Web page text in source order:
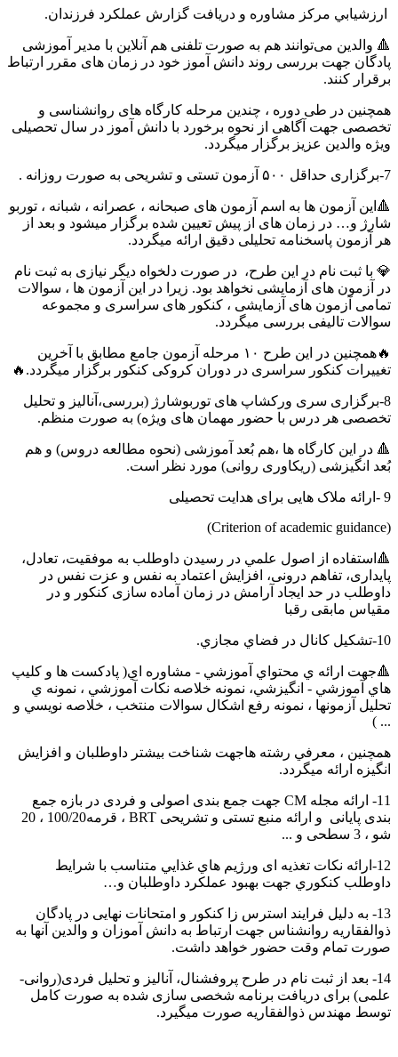
ارزشيابي مركز مشاوره و دریافت گزارش عملکرد فرزندان.
🔺 والدین می‌توانند هم به صورت تلفنی هم آنلاین با مدیر آموزشی
پادگان جهت بررسی روند دانش آموز خود در زمان های مقرر ارتباط
برقرار کنند.
همچنین در طی دوره ، چندین مرحله کارگاه های روانشناسی و
تخصصی جهت آگاهی از نحوه برخورد با دانش آموز در سال تحصیلی
ویژه والدین عزیز برگزار میگردد.
7-برگزاری حداقل ۵۰۰ آزمون تستی و تشریحی به صورت روزانه .
🔺این آزمون ها به اسم آزمون های صبحانه ، عصرانه ، شبانه ، توربو
شارژ و… در زمان های از پیش تعیین شده برگزار میشود و بعد از
هر آزمون پاسخنامه تحلیلی دقیق ارائه میگردد.
💎 با ثبت نام در این طرح، در صورت دلخواه دیگر نیازی به ثبت نام
در آزمون های آزمایشی نخواهد بود. زیرا در این آزمون ها ، سوالات
تمامی آزمون های آزمایشی ، کنکور های سراسری و مجموعه
سوالات تالیفی بررسی میگردد.
🔥همچنین در این طرح ۱۰ مرحله آزمون جامع مطابق با آخرین
تغییرات کنکور سراسری در دوران کروکی کنکور برگزار میگردد.🔥
8-برگزاری سری ورکشاپ های توربوشارژ (بررسی،آنالیز و تحلیل
تخصصی هر درس با حضور مهمان های ویژه) به صورت منظم.
🔺 در این کارگاه ها ،هم بُعد آموزشی (نحوه مطالعه دروس) و هم
بُعد انگیزشی (ریکاوری روانی) مورد نظر است.
9 -ارائه ملاک هایی برای هدایت تحصیلی
(Criterion of academic guidance)
🔺استفاده از اصول علمي در رسیدن داوطلب به موفقیت، تعادل،
پایداری، تفاهم درونی، افزایش اعتماد به نفس و عزت نفس در
داوطلب در حد ایجاد آرامش در زمان آماده سازی کنکور و در
مقیاس مابقی رقبا
10-تشكيل كانال در فضاي مجازي.
🔺جهت ارائه ي محتواي آموزشي - مشاوره اي( پادكست ها و كليپ
هاي آموزشي - انگيزشي، نمونه خلاصه نكات آموزشي ، نمونه ي
تحليل آزمونها ، نمونه رفع اشکال سوالات منتخب ، خلاصه نويسي و
... )
همچنین ، معرفي رشته هاجهت شناخت بيشتر داوطلبان و افزايش
انگيزه ارائه ميگردد.
11- ارائه مجله CM جهت جمع بندی اصولی و فردی در بازه جمع
بندی پایانی و ارائه منبع تستی و تشریحی BRT ، قرمه100/20 ، 20
شو ، 3 سطحی و ...
12-ارائه نكات تغذيه ای ورژيم هاي غذايي متناسب با شرايط
داوطلب كنكوري جهت بهبود عملكرد داوطلبان و…
13- به دلیل فرایند استرس زا کنکور و امتحانات نهایی در پادگان
ذوالفقاریه روانشناس جهت ارتباط به دانش آموزان و والدین آنها به
صورت تمام وقت حضور خواهد داشت.
14- بعد از ثبت نام در طرح پروفشنال، آنالیز و تحلیل فردی(روانی-
علمی) برای دریافت برنامه شخصی سازی شده به صورت کامل
توسط مهندس ذوالفقاریه صورت میگیرد.